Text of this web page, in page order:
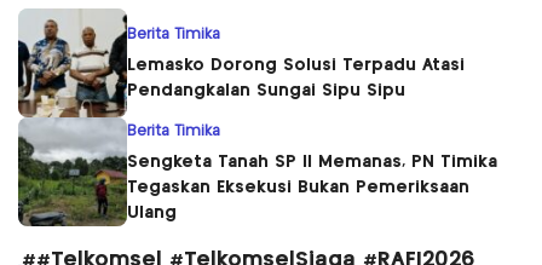
Berita Timika
Lemasko Dorong Solusi Terpadu Atasi
Pendangkalan Sungai Sipu Sipu
Berita Timika
Sengketa Tanah SP II Memanas, PN Timika
Tegaskan Eksekusi Bukan Pemeriksaan
Ulang